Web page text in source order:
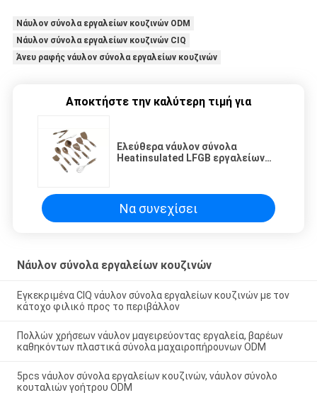
Νάυλον σύνολα εργαλείων κουζινών ODM
Νάυλον σύνολα εργαλείων κουζινών CIQ
Άνευ ραφής νάυλον σύνολα εργαλείων κουζινών
Αποκτήστε την καλύτερη τιμή για
Ελεύθερα νάυλον σύνολα
Heatinsulated LFGB εργαλείων
Να συνεχίσει
Νάυλον σύνολα εργαλείων κουζινών
Εγκεκριμένα CIQ νάυλον σύνολα εργαλείων κουζινών με τον
κάτοχο φιλικό προς το περιβάλλον
Πολλών χρήσεων νάυλον μαγειρεύοντας εργαλεία, βαρέων
καθηκόντων πλαστικά σύνολα μαχαιροπήρουνων ODM
5pcs νάυλον σύνολα εργαλείων κουζινών, νάυλον σύνολο
κουταλιών γοήτρου ODM